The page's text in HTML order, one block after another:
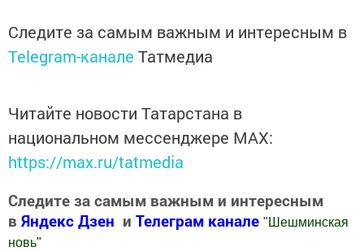
Следите за самым важным и интересным в
Telegram-канале Татмедиа
Читайте новости Татарстана в
национальном мессенджере MАХ:
https://max.ru/tatmedia
Следите за самым важным и интересным
в Яндекс Дзен и Телеграм канале " Шешминская
новь"